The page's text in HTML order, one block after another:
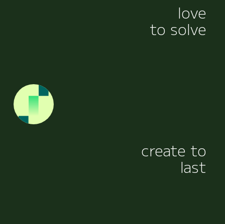
love
to solve
create to
last